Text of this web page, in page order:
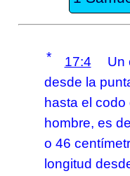
* 17:4
Un
desde la
hasta el
hombre, es
o 46
longitud